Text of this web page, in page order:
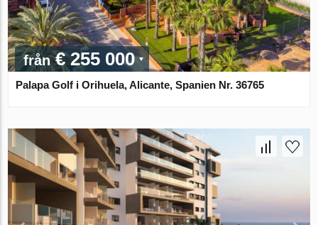
från€ 255 000
Palapa Golf i Orihuela, Alicante, Spanien Nr. 36765